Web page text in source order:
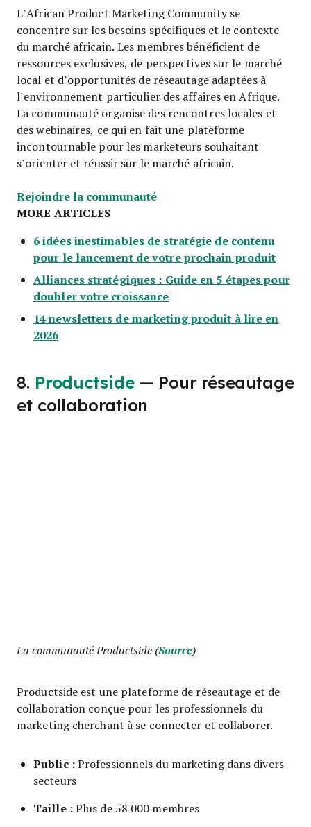
L’African Product Marketing Community se
concentre sur les besoins spécifiques et le contexte
du marché africain. Les membres bénéficient de
ressources exclusives, de perspectives sur le marché
local et d’opportunités de réseautage adaptées à
l’environnement particulier des affaires en Afrique.
La communauté organise des rencontres locales et
des webinaires, ce qui en fait une plateforme
incontournable pour les marketeurs souhaitant
s’orienter et réussir sur le marché africain.
Rejoindre la communautéOpens new window
MORE ARTICLES
6 idées inestimables de stratégie de contenu
pour le lancement de votre prochain produit
Alliances stratégiques : Guide en 5 étapes pour
doubler votre croissance
14 newsletters de marketing produit à lire en
2026
8. Productside— Pour réseautage
et collaboration
La communauté Productside (Source)
Productside est une plateforme de réseautage et de
collaboration conçue pour les professionnels du
marketing cherchant à se connecter et collaborer.
Public :Professionnels du marketing dans divers
secteurs
Taille :Plus de 58 000 membres